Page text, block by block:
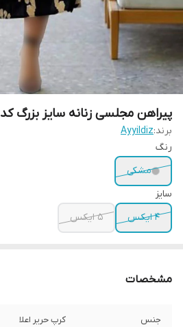
پیراهن مجلسی زنانه سایز بزرگ کد 2772/1
برند:Ayyildiz
رنگ
مشکی
سایز
4 ایکس
5 ایکس
مشخصات
جنس کرپ حریر اعلا